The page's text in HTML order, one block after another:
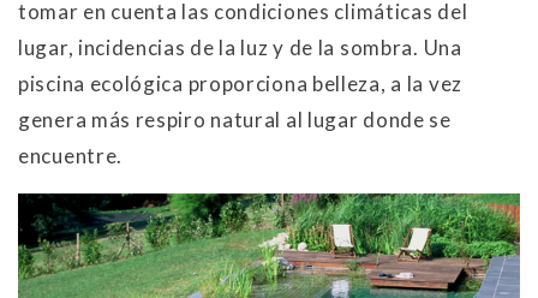
tomar en cuenta las condiciones climáticas del
lugar, incidencias de la luz y de la sombra. Una
piscina ecológica proporciona belleza, a la vez
genera más respiro natural al lugar donde se
encuentre.